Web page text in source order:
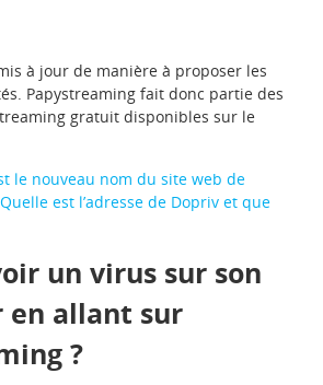
à jour de manière à proposer les
Papystreaming fait donc partie des
gratuit disponibles sur le
le nouveau nom du site web de
Quelle est l’adresse de Dopriv et que
un virus sur son
allant sur
?